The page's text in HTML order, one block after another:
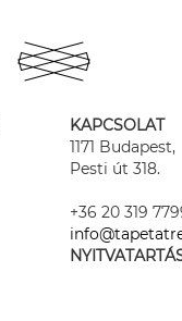
KAPCSOLAT
1171 Budapest,
Pesti út 318.
+36 20 319